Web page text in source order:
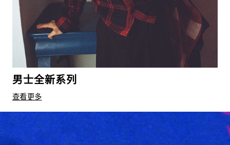
男士全新系列
查看更多